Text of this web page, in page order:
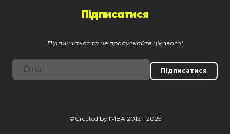
Підписатися
Підпишиться та не пропускайте цікавого!
Підписатися
©Created by IMBA 2012 - 2025